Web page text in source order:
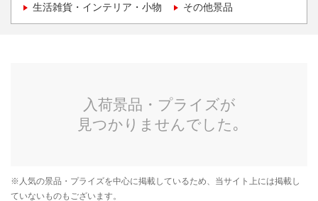
生活雑貨・インテリア・小物 その他景品